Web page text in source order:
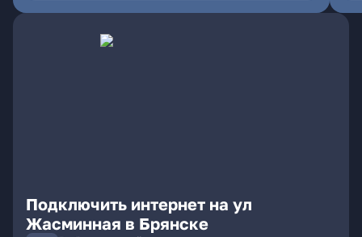
Подключить интернет на ул
Жасминная в Брянске